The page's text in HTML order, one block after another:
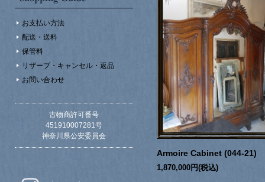
お支払い方法
配送・送料
保管料
リザーブ・キャンセル・返品
お問い合わせ
古物商許可番号
451910007281号
神奈川県公安委員会
Armoire Cabinet (044-21)
1,870,000円(税込)